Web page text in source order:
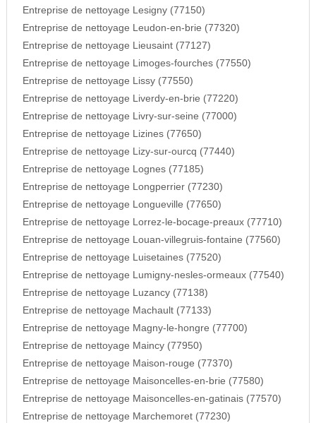
Entreprise de nettoyage Lesigny (77150)
Entreprise de nettoyage Leudon-en-brie (77320)
Entreprise de nettoyage Lieusaint (77127)
Entreprise de nettoyage Limoges-fourches (77550)
Entreprise de nettoyage Lissy (77550)
Entreprise de nettoyage Liverdy-en-brie (77220)
Entreprise de nettoyage Livry-sur-seine (77000)
Entreprise de nettoyage Lizines (77650)
Entreprise de nettoyage Lizy-sur-ourcq (77440)
Entreprise de nettoyage Lognes (77185)
Entreprise de nettoyage Longperrier (77230)
Entreprise de nettoyage Longueville (77650)
Entreprise de nettoyage Lorrez-le-bocage-preaux (77710)
Entreprise de nettoyage Louan-villegruis-fontaine (77560)
Entreprise de nettoyage Luisetaines (77520)
Entreprise de nettoyage Lumigny-nesles-ormeaux (77540)
Entreprise de nettoyage Luzancy (77138)
Entreprise de nettoyage Machault (77133)
Entreprise de nettoyage Magny-le-hongre (77700)
Entreprise de nettoyage Maincy (77950)
Entreprise de nettoyage Maison-rouge (77370)
Entreprise de nettoyage Maisoncelles-en-brie (77580)
Entreprise de nettoyage Maisoncelles-en-gatinais (77570)
Entreprise de nettoyage Marchemoret (77230)